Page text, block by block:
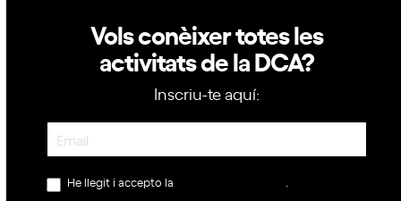
Vols conèixer totes les
activitats de la DCA?
Inscriu-te aquí:
He llegit i accepto la